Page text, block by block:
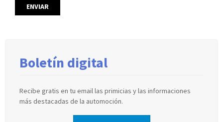
Boletín digital
Recibe gratis en tu email las primicias y las informaciones
más destacadas de la automoción.